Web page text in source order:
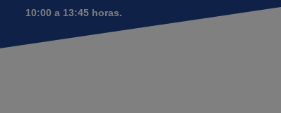
10:00 a 13:45 horas.